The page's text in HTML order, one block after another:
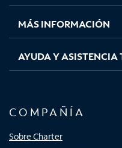
nuevanuevanuevanueva
MÁS INFORMACIÓN
AYUDA Y ASISTENCIA
COMPAÑÍA
Sobre Charter